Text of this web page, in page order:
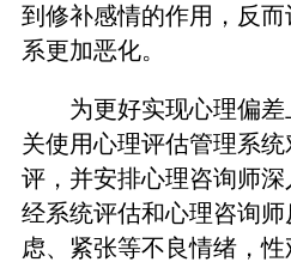
到修补感情的作用，反
系更加恶化。
为更好实现心理偏
关使用心理评估管理系
评，并安排心理咨询师深
经系统评估和心理咨询
虑、紧张等不良情绪，性